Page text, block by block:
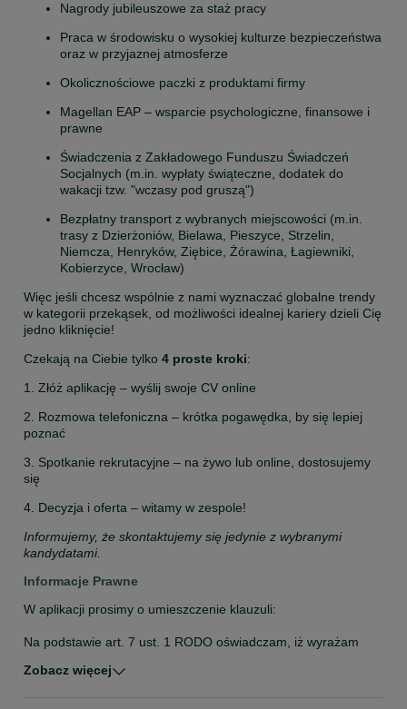
Nagrody jubileuszowe za staż pracy
Praca w środowisku o wysokiej kulturze bezpieczeństwa
oraz w przyjaznej atmosferze
Okolicznościowe paczki z produktami firmy
Magellan EAP – wsparcie psychologiczne, finansowe i
prawne
Świadczenia z Zakładowego Funduszu Świadczeń
Socjalnych (m.in. wypłaty świąteczne, dodatek do
wakacji tzw. "wczasy pod gruszą")
Bezpłatny transport z wybranych miejscowości (m.in.
trasy z Dzierżoniów, Bielawa, Pieszyce, Strzelin,
Niemcza, Henryków, Ziębice, Żórawina, Łagiewniki,
Kobierzyce, Wrocław)
Więc jeśli chcesz wspólnie z nami wyznaczać globalne trendy
w kategorii przekąsek, od możliwości idealnej kariery dzieli Cię
jedno kliknięcie!
Czekają na Ciebie tylko 4 proste kroki:
1. Złóż aplikację – wyślij swoje CV online
2. Rozmowa telefoniczna – krótka pogawędka, by się lepiej
poznać
3. Spotkanie rekrutacyjne – na żywo lub online, dostosujemy
się
4. Decyzja i oferta – witamy w zespole!
Informujemy, że skontaktujemy się jedynie z wybranymi
kandydatami.
Informacje Prawne
W aplikacji prosimy o umieszczenie klauzuli:
Na podstawie art. 7 ust. 1 RODO oświadczam, iż wyrażam
Mondelez Polska Production Sp. z o.o. Fabryka Czekolady w
Zobacz więcej